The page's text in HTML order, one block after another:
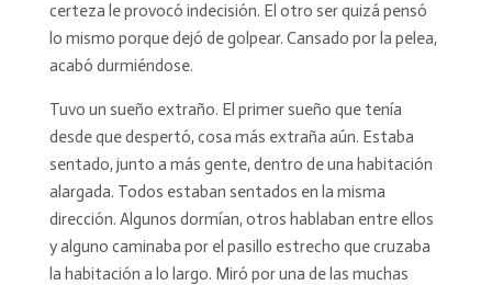
certeza le provocó indecisión. El otro ser quizá pensó
lo mismo porque dejó de golpear. Cansado por la pelea,
acabó durmiéndose.
Tuvo un sueño extraño. El primer sueño que tenía
desde que despertó, cosa más extraña aún. Estaba
sentado, junto a más gente, dentro de una habitación
alargada. Todos estaban sentados en la misma
dirección. Algunos dormían, otros hablaban entre ellos
y alguno caminaba por el pasillo estrecho que cruzaba
la habitación a lo largo. Miró por una de las muchas